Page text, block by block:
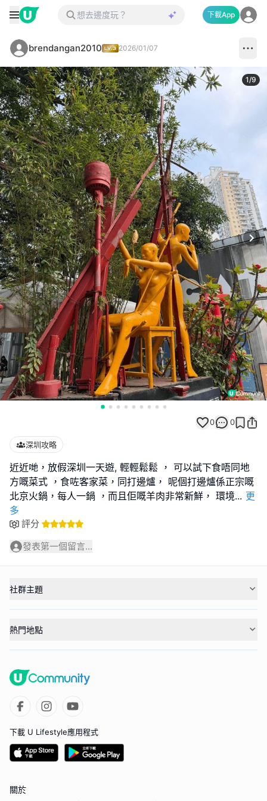
下載App
brendangan2010 2026/01/07
1/9
0 0
深圳攻略
近近哋，放假深圳一天遊, 輕輕鬆鬆 ， 可以試下食唔同地
方嘅菜式 ，食咗客家菜，同打邊爐， 呢個打邊爐係正宗嘅
北京火鍋，每人一鍋 ，而且佢嘅羊肉非常新鮮， 環境... 更
多
評分
發表第一個留言...
社群主題
熱門地點
下載 U Lifestyle應用程式
關於